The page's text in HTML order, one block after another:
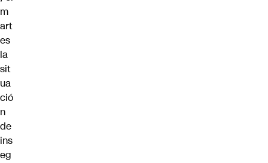
m
art
es
la
sit
ua
ció
n
de
ins
eg